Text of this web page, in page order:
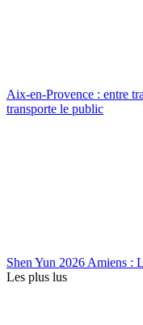
Aix-en-Provence : entre
transporte le public
Shen Yun 2026 Amiens :
Les plus lus